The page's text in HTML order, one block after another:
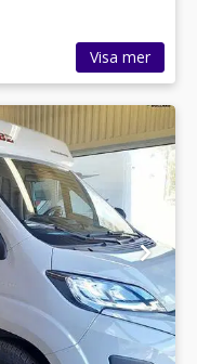
Visa mer